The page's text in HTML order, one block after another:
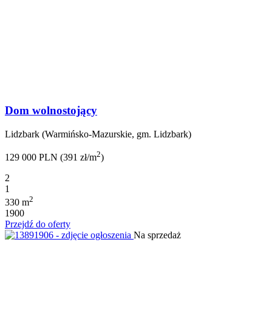
Dom wolnostojący
Lidzbark (Warmińsko-Mazurskie, gm. Lidzbark)
129 000 PLN (391 zł/m2)
2
1
330 m2
1900
Przejdź do oferty
Na sprzedaż